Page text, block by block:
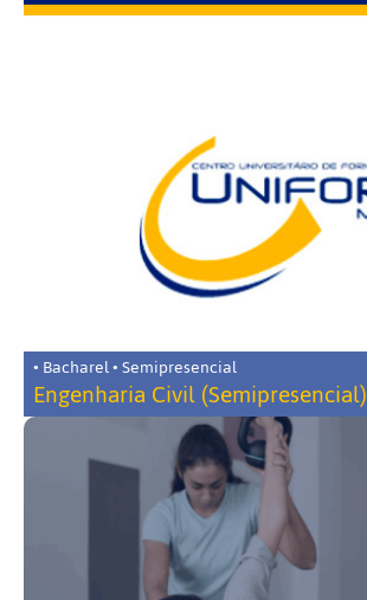
• Bacharel • Semipresencial
Engenharia Civil (Semipresencial)